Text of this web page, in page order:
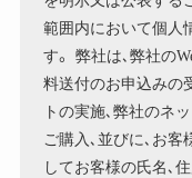
範囲内において個人
す。 弊社は､弊社の
料送付のお申込みの
トの実施､弊社のネ
ご購入､並びに､お客
してお客様の氏名､